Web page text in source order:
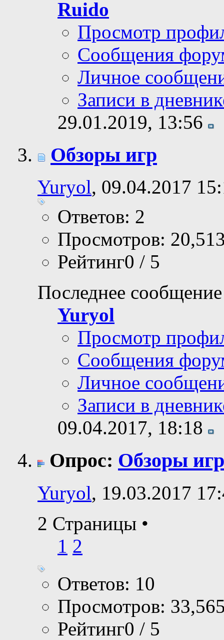
Ruido
Просмотр
Сообщения
Личное
Записи в
29.01.2019, 13:56
Обзоры игр
Yuryol, 09.04.2017
Ответов: 2
Просмотров:
Рейтинг0 / 5
Последнее
Yuryol
Просмотр
Сообщения
Личное
Записи в
09.04.2017, 18:18
Опрос: Обзоры игр
Yuryol, 19.03.2017
2 Страницы •
1 2
Ответов: 10
Просмотров:
Рейтинг0 / 5